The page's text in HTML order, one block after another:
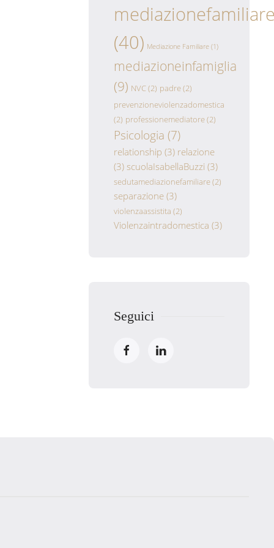
(40) Mediazione Familiare(1)
mediazioneinfamiglia
(9) NVC(2) padre(2)
prevenzioneviolenzadomestica
(2) professionemediatore(2)
Psicologia (7)
relationship (3) relazione
(3) scuolaIsabellaBuzzi (3)
sedutamediazionefamiliare(2)
separazione(3)
violenzaassistita (2)
Violenzaintradomestica (3)
Seguici